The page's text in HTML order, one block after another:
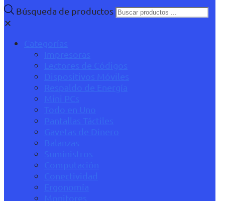
Búsqueda de productos
✕
Categorías
Impresoras
Lectores de Códigos
Dispositivos Móviles
Respaldo de Energía
Mini PCs
Todo en Uno
Pantallas Táctiles
Gavetas de Dinero
Balanzas
Suministros
Computación
Conectividad
Ergonomía
Monitores